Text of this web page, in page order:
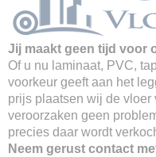
Jij maakt geen tijd voor
Of u nu laminaat, PVC,
voorkeur geeft aan het
prijs plaatsen wij de
veroorzaken geen
precies daar wordt
Neem gerust contact